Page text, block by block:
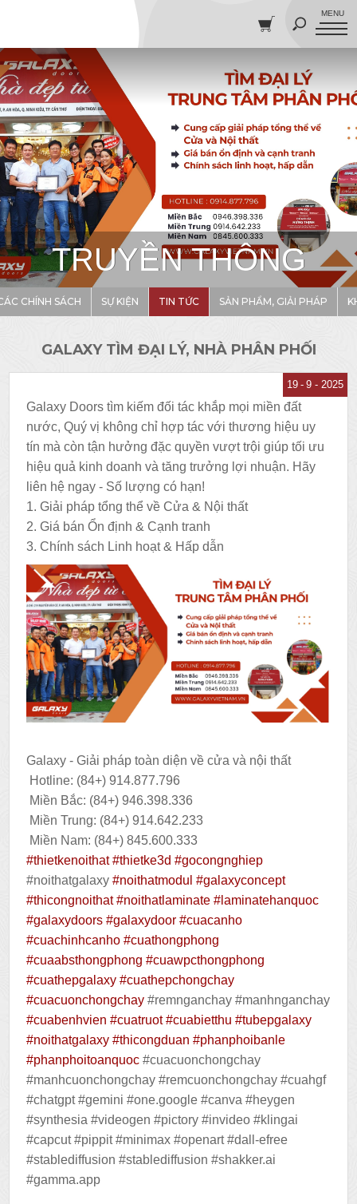
TRUYỀN THÔNG
CHÍNH SÁCH SỰ KIỆN TIN TỨC SẢN PHẨM, GIẢI PHÁP
GALAXY TÌM ĐẠI LÝ, NHÀ PHÂN PHỐI
19 9 - 2025
Galaxy Doors tìm kiếm đối tác khắp mọi miền đất
nước, Quý vị không chỉ hợp tác với thương hiệu uy
tín mà còn tận hưởng đặc quyền vượt trội giúp tối ưu
hiệu quả kinh doanh và tăng trưởng lợi nhuận. Hãy
liên hệ ngay - Số lượng có hạn!
1. Giải pháp tổng thể về Cửa & Nội thất
2. Giá bán Ổn định & Cạnh tranh
3. Chính sách Linh hoạt & Hấp dẫn
Galaxy - Giải pháp toàn diện về cửa và nội thất
Hotline: (84+) 914.877.796
Miền Bắc: (84+) 946.398.336
Miền Trung: (84+) 914.642.233
Miền Nam: (84+) 845.600.333
#thietkenoithat #thietke3d #gocongnghiep
#noithatgalaxy#noithatmodul #galaxyconcept
#thicongnoithat #noithatlaminate #laminatehanquoc
#galaxydoors #galaxydoor #cuacanho
#cuachinhcanho #cuathongphong
#cuaabsthongphong #cuawpcthongphong
#cuathepgalaxy #cuathepchongchay
#cuacuonchongchay #remnganchay #manhnganchay
#cuabenhvien #cuatruot #cuabietthu #tubepgalaxy
#noithatgalaxy #thicongduan #phanphoibanle
#phanphoitoanquoc #cuacuonchongchay
#manhcuonchongchay #remcuonchongchay #cuahgf
#chatgpt #gemini #one.google #canva #heygen
#synthesia #videogen #pictory #invideo #klingai
#capcut #pippit #minimax #openart #dall-efree
#stablediffusion #stablediffusion #shakker.ai
#gamma.app